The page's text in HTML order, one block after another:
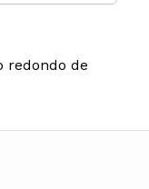
redondo de